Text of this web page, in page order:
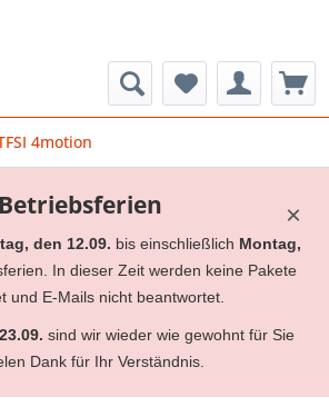
4motion
×
Betriebsferien
den 12.09. bis einschließlich Montag,
In dieser Zeit werden keine Pakete
und E-Mails nicht beantwortet.
sind wir wieder wie gewohnt für Sie
Dank für Ihr Verständnis.